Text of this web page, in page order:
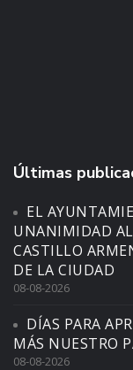
Últimas
EL
UNANIMIDAD AL
CASTILLO
DE LA CIUDAD
08-08-2026
DÍAS PARA
MÁS NUESTRO
08-08-2026